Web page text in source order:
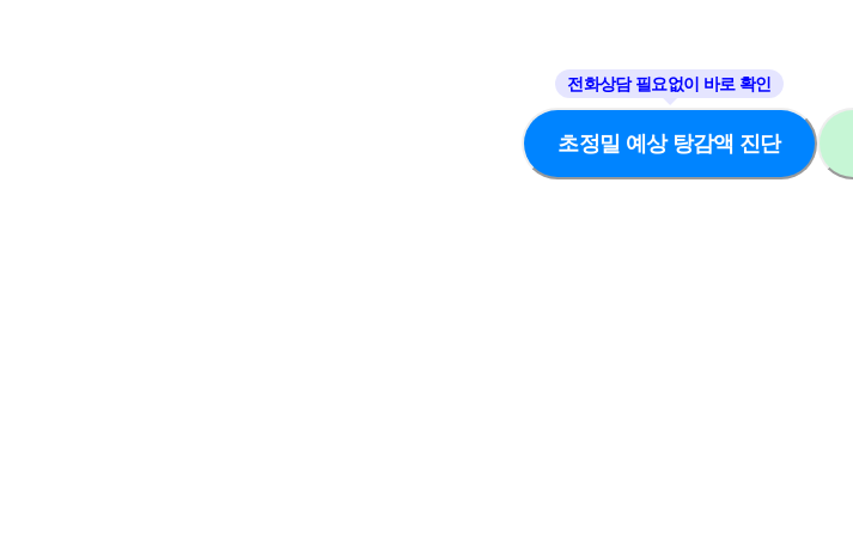
초정밀 예상 탕감액 진단